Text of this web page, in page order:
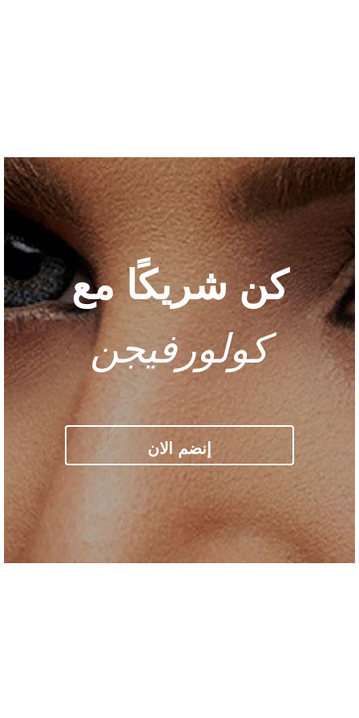
كن شريكًا مع
كولورفيجن
إنضم الان